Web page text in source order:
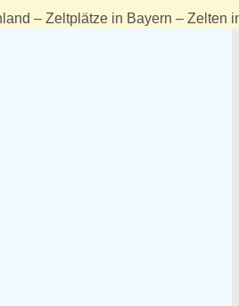
– Zeltplätze in Bayern – Zelten